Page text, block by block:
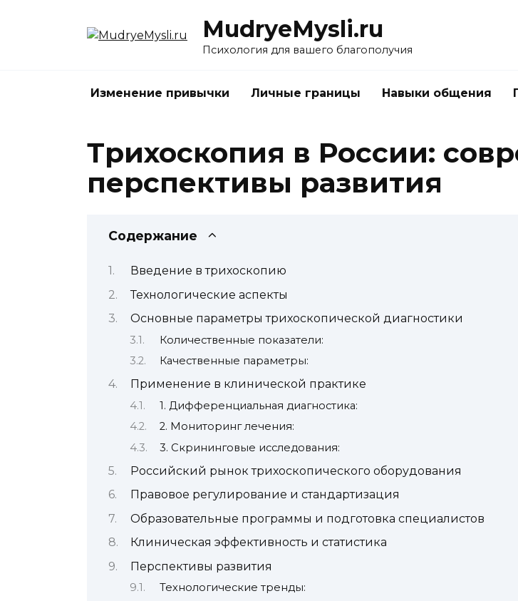
MudryeMysli.ru
Психология для вашего благополучия
Изменение привычки Личные границы Навыки общения
Трихоскопия в России:
перспективы развития
Содержание
Введение в трихоскопию
Технологические аспекты
Основные параметры трихоскопической диагностики
Количественные показатели:
Качественные параметры:
Применение в клинической практике
1. Дифференциальная диагностика:
2. Мониторинг лечения:
3. Скрининговые исследования:
Российский рынок трихоскопического оборудования
Правовое регулирование и стандартизация
Образовательные программы и подготовка специалистов
Клиническая эффективность и статистика
Перспективы развития
Технологические тренды: